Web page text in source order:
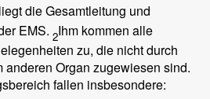
die Gesamtleitung und
EMS. 2Ihm kommen alle
zu, die nicht durch
anderen Organ zugewiesen sind.
fallen insbesondere: